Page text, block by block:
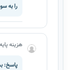
را به
هزینه
پاسخ: